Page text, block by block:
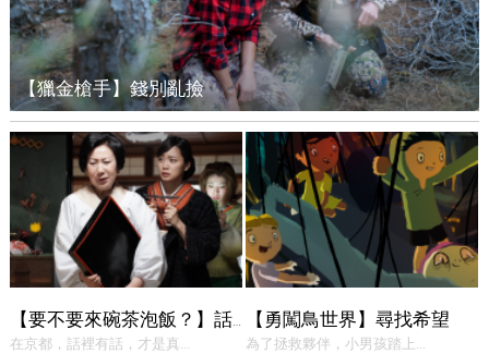
【獵金槍手】錢別亂撿
【要不要來碗茶泡飯？】話中有話
在京都，話裡有話，才是真...
【勇闖鳥世界】尋找希望
為了拯救夥伴，小男孩踏上...